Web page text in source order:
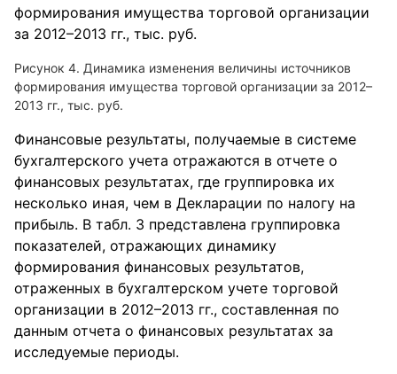
Рисунок 4. Динамика изменения величины источников
формирования имущества торговой организации за 2012–
2013 гг., тыс. руб.
Финансовые результаты, получаемые в системе
бухгалтерского учета отражаются в отчете о
финансовых результатах, где группировка их
несколько иная, чем в Декларации по налогу на
прибыль. В табл. 3 представлена группировка
показателей, отражающих динамику
формирования финансовых результатов,
отраженных в бухгалтерском учете торговой
организации в 2012–2013 гг., составленная по
данным отчета о финансовых результатах за
исследуемые периоды.